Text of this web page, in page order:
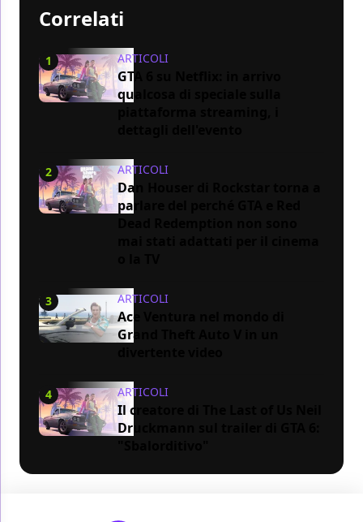
Correlati
1 ARTICOLI
GTA 6 su Netflix: in arrivo
qualcosa di speciale sulla
2 ARTICOLI
Dan Houser di Rockstar torna a
parlare del perché GTA e Red
3 ARTICOLI
Ace Ventura nel mondo di
Grand Theft Auto V in un
4 ARTICOLI
Il creatore di The Last of Us Neil
Druckmann sul trailer di GTA 6: